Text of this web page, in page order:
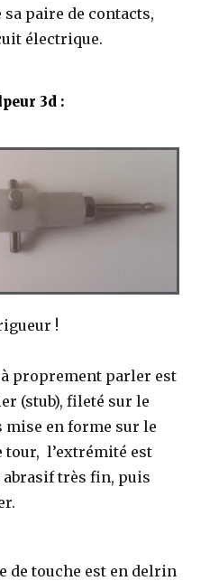
paire de contacts,
électrique.
3d :
!
proprement parler est
(stub), fileté sur le
en forme sur le
tour, l’extrémité est
très fin, puis
de touche est en delrin